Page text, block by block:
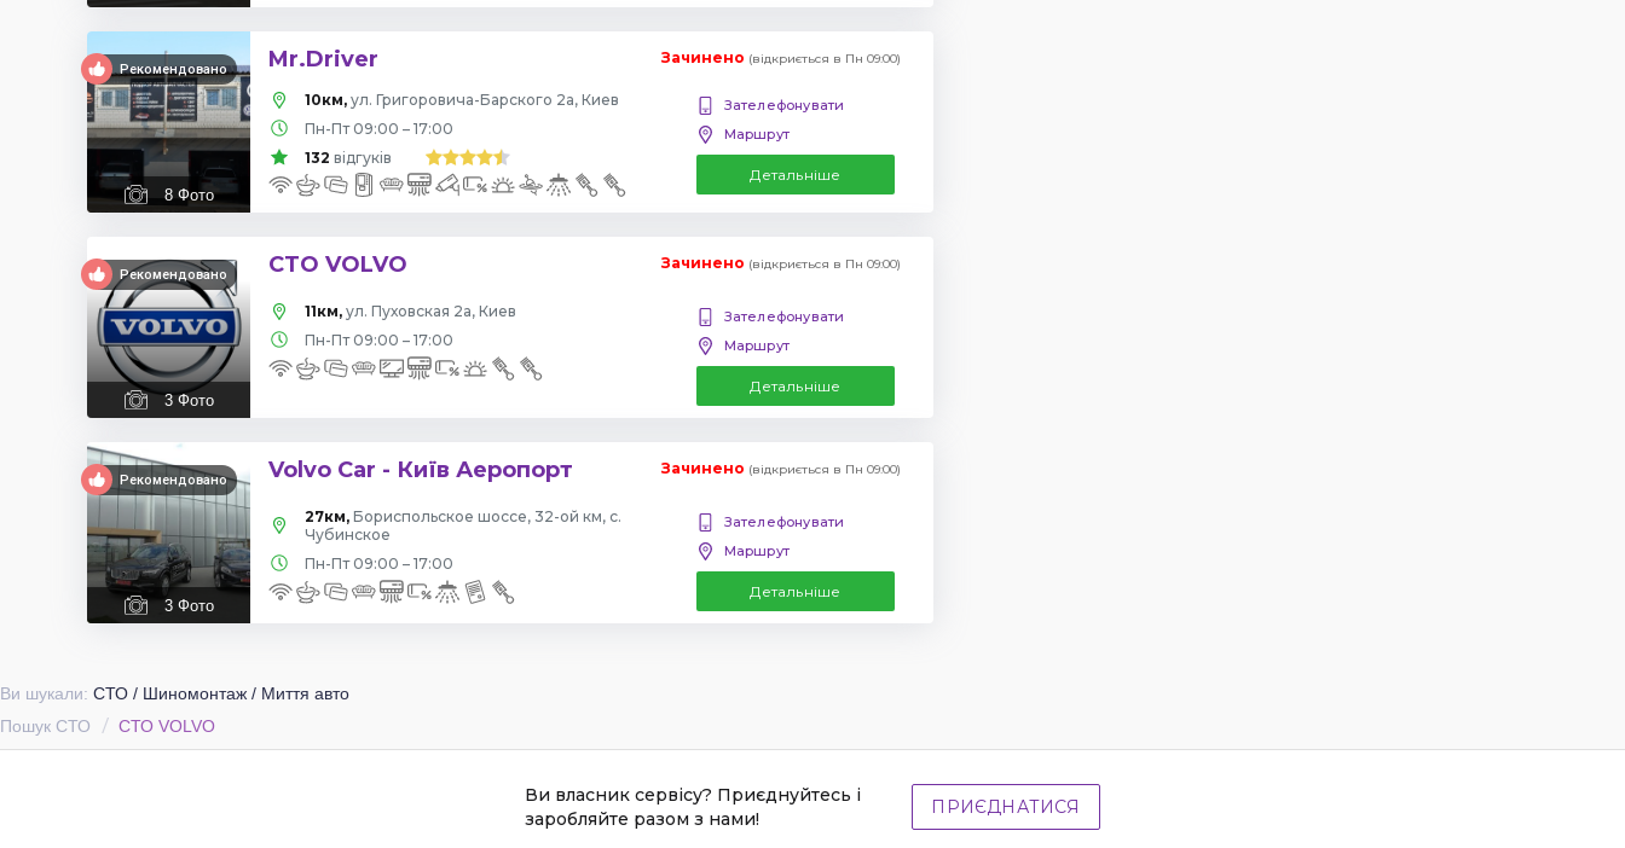
Рекомендовано
8 Фото
Mr.Driver Зачинено (відкриється в Пн 09:00)
10км, ул. Григоровича-Барского 2а, Киев
Пн-Пт 09:00 – 17:00
132 відгуків
Зателефонувати
Маршрут
Детальніше
Рекомендовано
3 Фото
СТО VOLVO Зачинено (відкриється в Пн 09:00)
11км, ул. Пуховская 2а, Киев
Пн-Пт 09:00 – 17:00
Зателефонувати
Маршрут
Детальніше
Рекомендовано
3 Фото
Volvo Car - Київ Аеропорт Зачинено (відкриється в Пн 09:00)
27км, Бориспольское шоссе, 32-ой км, с.
Чубинское
Пн-Пт 09:00 – 17:00
Зателефонувати
Маршрут
Детальніше
Ви шукали: СТО / Шиномонтаж / Миття авто
Пошук СТО
СТО VOLVO
Ви власник сервісу? Приєднуйтесь і
заробляйте разом з нами!
ПРИЄДНАТИСЯ